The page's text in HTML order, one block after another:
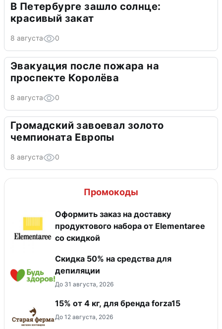
В Петербурге зашло солнце:
красивый закат
8 августа 0
Эвакуация после пожара на
проспекте Королёва
8 августа 0
Громадский завоевал золото
чемпионата Европы
8 августа 0
Промокоды
Оформить заказ на доставку
продуктового набора от Elementaree
со скидкой
Скидка 50% на средства для
депиляции
До 31 августа, 2026
15% от 4 кг, для бренда forza15
До 12 августа, 2026